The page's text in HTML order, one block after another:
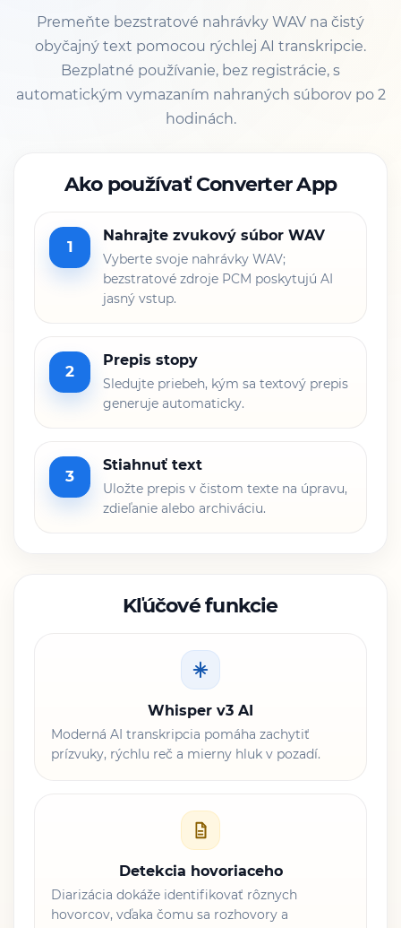
Premeňte bezstratové nahrávky WAV na čistý
obyčajný text pomocou rýchlej AI transkripcie.
Bezplatné používanie, bez registrácie, s
automatickým vymazaním nahraných súborov po 2
hodinách.
Ako používať Converter App
1
Nahrajte zvukový súbor WAV
Vyberte svoje nahrávky WAV;
bezstratové zdroje PCM poskytujú AI
jasný vstup.
2
Prepis stopy
Sledujte priebeh, kým sa textový prepis
generuje automaticky.
3
Stiahnuť text
Uložte prepis v čistom texte na úpravu,
zdieľanie alebo archiváciu.
Kľúčové funkcie
Whisper v3 AI
Moderná AI transkripcia pomáha zachytiť
prízvuky, rýchlu reč a mierny hluk v pozadí.
Detekcia hovoriaceho
Diarizácia dokáže identifikovať rôznych
hovorcov, vďaka čomu sa rozhovory a